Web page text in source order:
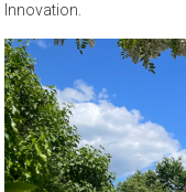
Innovation.